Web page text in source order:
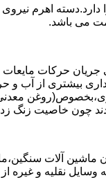
اهرم
می باشد.
جریان حرکات
بیشتری از
چون خاصیت زنگ
ماشین آلات
وسایل نقلیه و غیره